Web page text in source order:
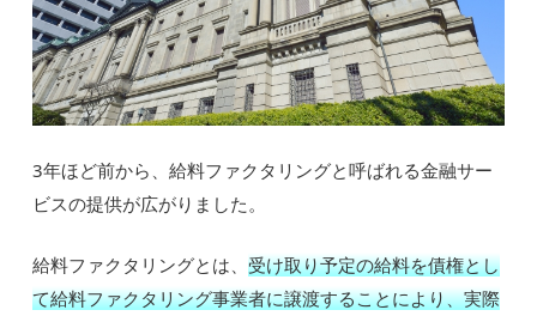
3年ほど前から、給料ファクタリングと呼ばれる金融サー
ビスの提供が広がりました。
給料ファクタリングとは、受け取り予定の給料を債権とし
て給料ファクタリング事業者に譲渡することにより、実際